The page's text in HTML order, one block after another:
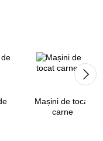
Mașini de tocat
carne